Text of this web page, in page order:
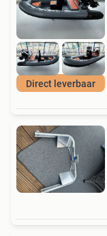
Direct leverbaar